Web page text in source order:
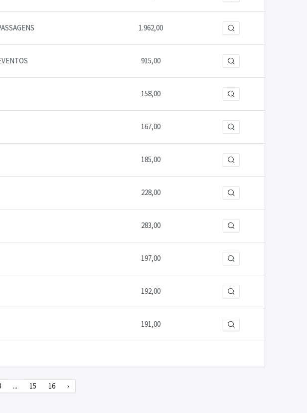
1.962,00
915,00
158,00
167,00
185,00
228,00
283,00
197,00
192,00
191,00
... 15 16 ›